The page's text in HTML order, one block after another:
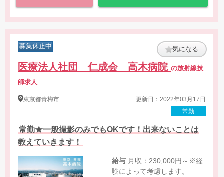
募集休止中 気になる
医療法人社団 仁成会 高木病院の放射線技
師求人
東京都青梅市
更新日：2022年03月17日
常勤
常勤★一般撮影のみでもOKです！出来ないことは
教えていきます！
給与
験によって考慮します。